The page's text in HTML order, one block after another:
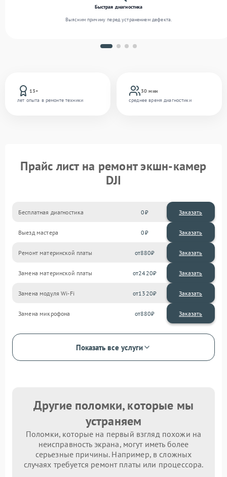
13+
лет опыта в ремонте техники
30 мин
среднее время диагностики
Быстрая диагностика
Выясним причину перед устранением дефекта.
Прайс лист на ремонт экшн-камер
DJI
Бесплатная диагностика 0 Заказать
Выезд мастера 0 Заказать
Ремонт материнской платы 880
Замена материнской платы 2420
Замена модуля Wi-Fi 1320
Замена микрофона 880
Показать все услуги
Другие поломки, которые мы
устраняем
Поломки, которые на первый взгляд похожи на
неисправность экрана, могут иметь более
серьезные причины. Например, в сложных
случаях требуется ремонт платы или процессора.